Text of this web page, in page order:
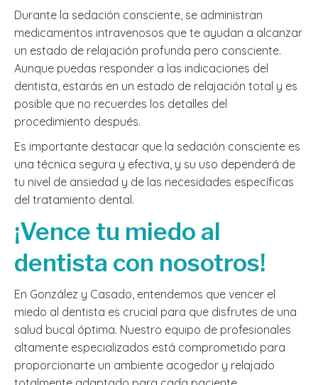
Durante la sedación consciente, se administran
medicamentos intravenosos que te ayudan a alcanzar
un estado de relajación profunda pero consciente.
Aunque puedas responder a las indicaciones del
dentista, estarás en un estado de relajación total y es
posible que no recuerdes los detalles del
procedimiento después.
Es importante destacar que la sedación consciente es
una técnica segura y efectiva, y su uso dependerá de
tu nivel de ansiedad y de las necesidades específicas
del tratamiento dental.
¡Vence tu miedo al
dentista con nosotros!
En González y Casado, entendemos que vencer el
miedo al dentista es crucial para que disfrutes de una
salud bucal óptima. Nuestro equipo de profesionales
altamente especializados está comprometido para
proporcionarte un ambiente acogedor y relajado